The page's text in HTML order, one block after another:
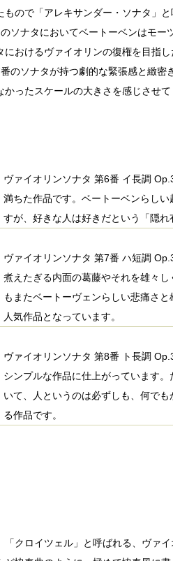
もので「アレキサンダー・ソナタ」と
ソナタにおいてベートーベンはモー
におけるヴァイオリンの復権を目指
のソナタが持つ劇的な緊張感と緻密
かったスケールの大きさを感じさせ
ヴァイオリンソナタ 第6番 イ長調
満ちた作品です。ベートーベンらし
すが、好きな人は好きだという「隠れ
ヴァイオリンソナタ 第7番 ハ短調
煮えたぎる内面の葛藤やそれを雄々
もまたベートーヴェンらしい悲痛さ
人気作品となっています。
ヴァイオリンソナタ 第8番 ト長調
シンプルな作品に仕上がっています
いて、人というのは必ずしも、何で
る作品です。
「クロイツェル」と呼ばれる、ヴァ